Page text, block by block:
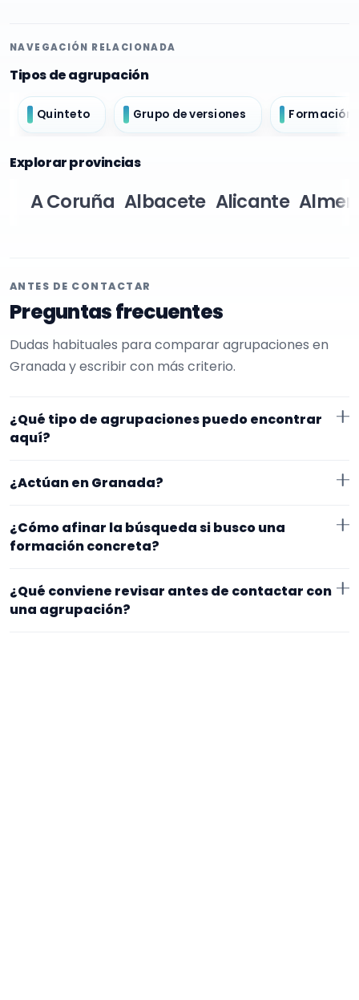
NAVEGACIÓN RELACIONADA
Tipos de agrupación
Quinteto Grupo de versiones Formación
Explorar provincias
A Coruña Albacete Alicante
ANTES DE CONTACTAR
Preguntas frecuentes
Dudas habituales para comparar agrupaciones en
Granada y escribir con más criterio.
¿Qué tipo de agrupaciones puedo encontrar
aquí?
Aquí verás agrupaciones que trabajan para bautizos.
En esta página la selección está más afinada hacia
tamaño de la formación y vídeos antes de decidir.
¿Actúan en Granada?
trabajan en Granada. Algunos son de la zona y otros
exacto, horarios y posibles gastos.
¿Cómo afinar la búsqueda si busco una
formación concreta?
demasiado específico, cambia el subtipo o quítalo
para abrir la búsqueda. Suele funcionar mejor
¿Qué conviene revisar antes de contactar con
una agrupación?